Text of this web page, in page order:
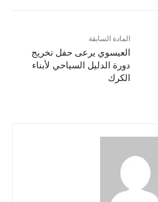
المادة السابقة
العيسوي يرعى حفل تخريج
دورة الدليل السياحي لأبناء
الكرك